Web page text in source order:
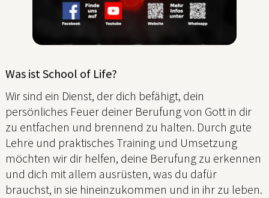
Was ist School of Life?
Wir sind ein Dienst, der dich befähigt, dein
persönliches Feuer deiner Berufung von Gott in dir
zu entfachen und brennend zu halten. Durch gute
Lehre und praktisches Training und Umsetzung
möchten wir dir helfen, deine Berufung zu erkennen
und dich mit allem ausrüsten, was du dafür
brauchst, in sie hineinzukommen und in ihr zu leben.